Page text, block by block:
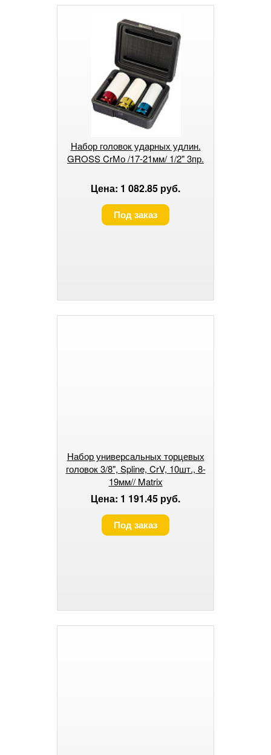
Набор головок ударных удлин.
GROSS CrМо /17-21мм/ 1/2" 3пр.
Цена: 1 082.85 руб.
Под заказ
Набор универсальных торцевых
головок 3/8", Spline, CrV, 10шт., 8-
19мм// Matrix
Цена: 1 191.45 руб.
Под заказ